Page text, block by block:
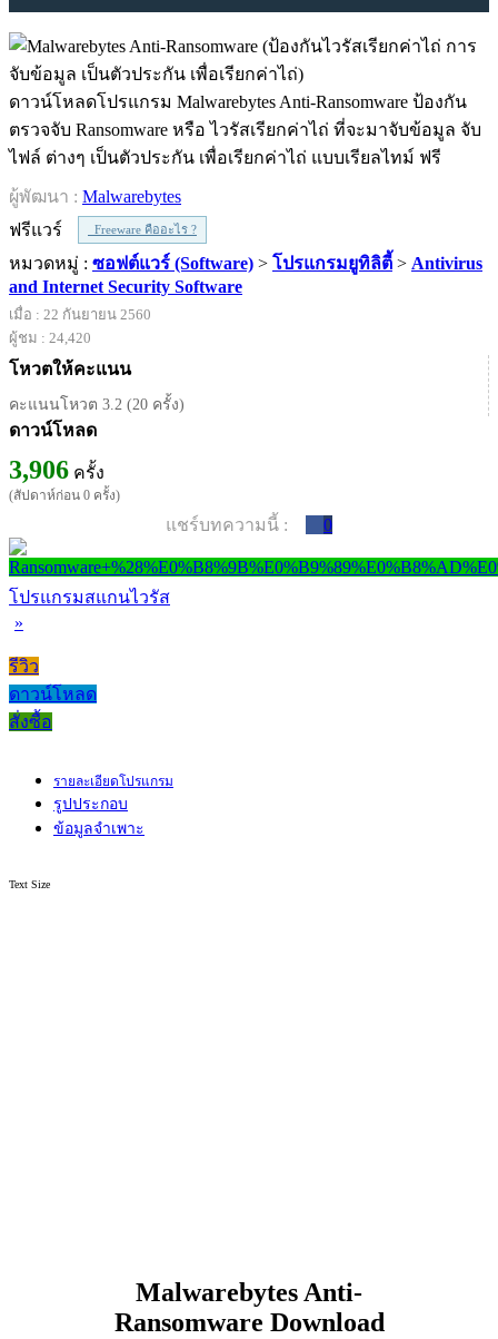
ดาวน์โหลดโปรแกรม Malwarebytes Anti-Ransomware ป้องกัน
ตรวจจับ Ransomware หรือ ไวรัสเรียกค่าไถ่ ที่จะมาจับข้อมูล จับ
ไฟล์ ต่างๆ เป็นตัวประกัน เพื่อเรียกค่าไถ่ แบบเรียลไทม์ ฟรี
ผู้พัฒนา : Malwarebytes
ฟรีแวร์
Freeware คืออะไร ?
หมวดหมู่ : ซอฟต์แวร์ (Software) > โปรแกรมยูทิลิตี้ > Antivirus
and Internet Security Software
เมื่อ : 22 กันยายน 2560
ผู้ชม : 24,420
โหวตให้คะแนน
คะแนนโหวต 3.2 (20 ครั้ง)
ดาวน์โหลด
3,906 ครั้ง
(สัปดาห์ก่อน 0 ครั้ง)
แชร์บทความนี้ : 0
โปรแกรมสแกนไวรัส
»
รีวิว
ดาวน์โหลด
สั่งซื้อ
รายละเอียดโปรแกรม
รูปประกอบ
ข้อมูลจำเพาะ
Text Size
Malwarebytes Anti-
Ransomware Download